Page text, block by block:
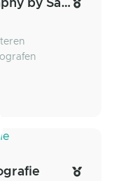
Hoof_n_paw.photography by Sarah Suhren